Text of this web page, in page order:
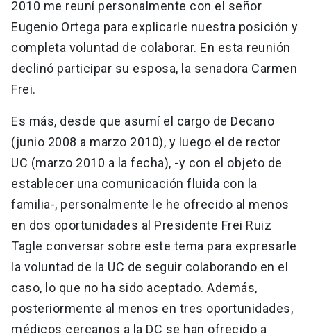
2010 me reuní personalmente con el señor
Eugenio Ortega para explicarle nuestra posición y
completa voluntad de colaborar. En esta reunión
declinó participar su esposa, la senadora Carmen
Frei.
Es más, desde que asumí el cargo de Decano
(junio 2008 a marzo 2010), y luego el de rector
UC (marzo 2010 a la fecha), -y con el objeto de
establecer una comunicación fluida con la
familia-, personalmente le he ofrecido al menos
en dos oportunidades al Presidente Frei Ruiz
Tagle conversar sobre este tema para expresarle
la voluntad de la UC de seguir colaborando en el
caso, lo que no ha sido aceptado. Además,
posteriormente al menos en tres oportunidades,
médicos cercanos a la DC se han ofrecido a